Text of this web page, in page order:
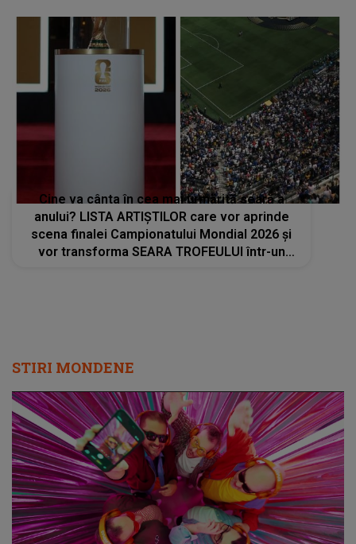
Cine va cânta în cea mai urmărită seară a
anului? LISTA ARTIȘTILOR care vor aprinde
scena finalei Campionatului Mondial 2026 și
vor transforma SEARA TROFEULUI într-un
STIRI MONDENE